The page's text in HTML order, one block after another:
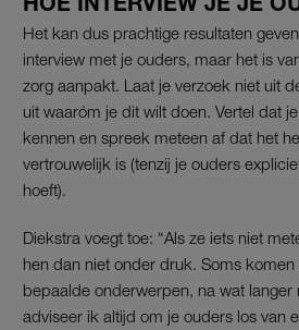
Het kan dus prachtige resultaten
interview met je ouders, maar het is
zorg aanpakt. Laat je verzoek niet uit
uit waaróm je dit wilt doen. Vertel dat
kennen en spreek meteen af dat het
vertrouwelijk is (tenzij je ouders
hoeft).
Diekstra voegt toe: “Als ze iets niet
hen dan niet onder druk. Soms komen
bepaalde onderwerpen, na wat langer
adviseer ik altijd om je ouders los van